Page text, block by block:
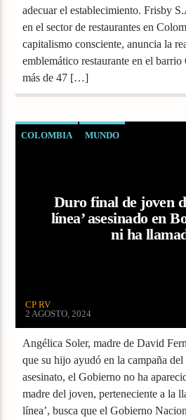
adecuar el establecimiento. Frisby
en el sector de restaurantes en
capitalismo consciente, anuncia la
emblemático restaurante en el
más de 47 […]
COLOMBIA MUNDO
Duro final de joven
línea’ asesinado en
ni ha
CP RV
2 AGOSTO, 2024
Angélica Soler, madre de David
que su hijo ayudó en la campaña del
asesinato, el Gobierno no ha
madre del joven, perteneciente a la
línea’, busca que el Gobierno